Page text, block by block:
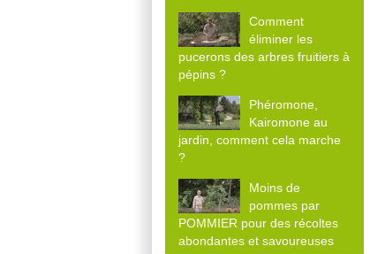
Comment
éliminer les
pucerons des arbres fruitiers à
pépins ?
Phéromone,
Kairomone au
jardin, comment cela marche
?
Moins de
pommes par
POMMIER pour des récoltes
abondantes et savoureuses